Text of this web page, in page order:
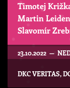
Timotej
Martin
Slavomír
23.10.2022 —
DKC VERITAS,